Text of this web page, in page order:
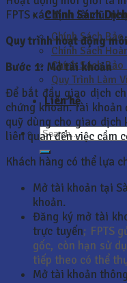
Chính Sách
Chính Sách
Chính Sách
Chính Sách Bảo
Quy Trình Làm
Liên hệ
FPTS xác định là mũi
Quy trình hoạt động
Bước 1: Mở tài khoản
Để bắt đầu giao dịch
chứng khoán. Tài
quỹ dùng cho giao
liên quan đến việc cầm
Khách hàng có thể lựa
Mở tài khoản tại
khoản.
Đăng ký mở tài
trực tuyến; FPTS
gốc, còn hạn sử
tiếp theo có thể
Mở tài khoản